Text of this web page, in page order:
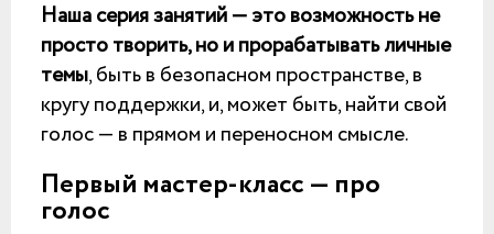
Наша серия занятий — это возможность не
просто творить, но и прорабатывать личные
темы, быть в безопасном пространстве, в
кругу поддержки, и, может быть, найти свой
голос — в прямом и переносном смысле.
Первый мастер-класс — про
голос